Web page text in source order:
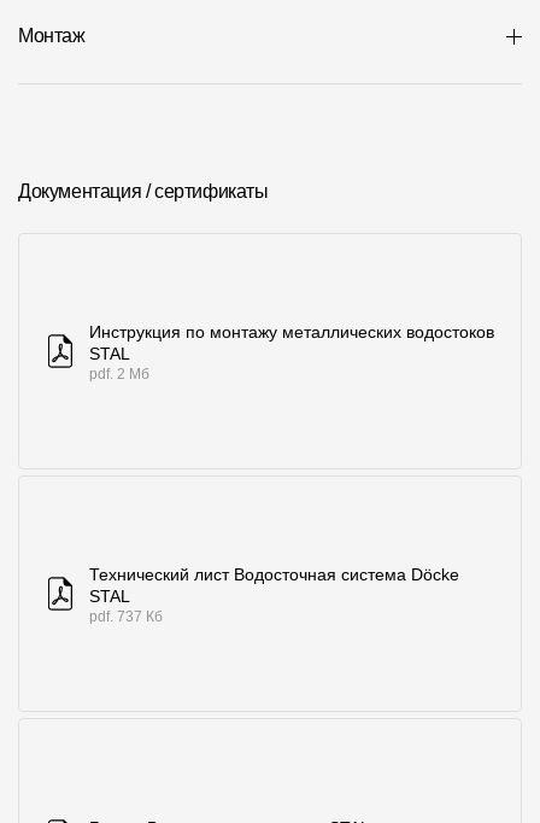
Адрес
Пн-Пт - 10-19
Сб-Вс - выходной
Монтаж
Документация / сертификаты
Инструкция по монтажу металлических водостоков
STAL
pdf. 2 Мб
Технический лист Водосточная система Döcke
STAL
pdf. 737 Кб